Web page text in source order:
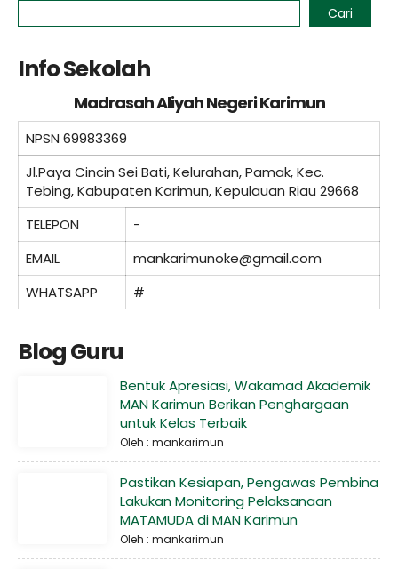
Cari
Info Sekolah
Madrasah Aliyah Negeri Karimun
NPSN 69983369
Jl.Paya Cincin Sei Bati, Kelurahan, Pamak, Kec.
Tebing, Kabupaten Karimun, Kepulauan Riau 29668
TELEPON
-
EMAIL
mankarimunoke@gmail.com
WHATSAPP
#
Blog Guru
Bentuk Apresiasi, Wakamad Akademik
MAN Karimun Berikan Penghargaan
untuk Kelas Terbaik
Oleh : mankarimun
Pastikan Kesiapan, Pengawas Pembina
Lakukan Monitoring Pelaksanaan
MATAMUDA di MAN Karimun
Oleh : mankarimun